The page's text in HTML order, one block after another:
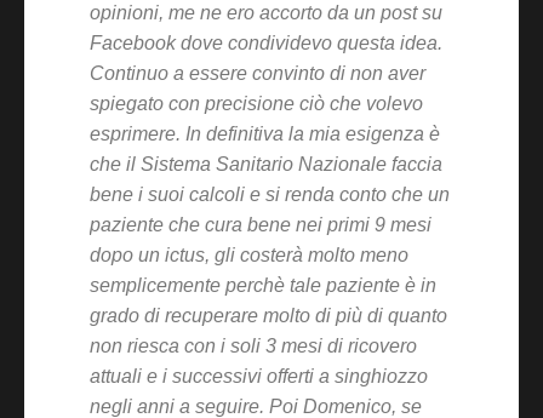
opinioni, me ne ero accorto da un post su
Facebook dove condividevo questa idea.
Continuo a essere convinto di non aver
spiegato con precisione ciò che volevo
esprimere. In definitiva la mia esigenza è
che il Sistema Sanitario Nazionale faccia
bene i suoi calcoli e si renda conto che un
paziente che cura bene nei primi 9 mesi
dopo un ictus, gli costerà molto meno
semplicemente perchè tale paziente è in
grado di recuperare molto di più di quanto
non riesca con i soli 3 mesi di ricovero
attuali e i successivi offerti a singhiozzo
negli anni a seguire. Poi Domenico, se